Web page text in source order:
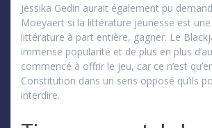
Jessika Gedin aurait également pu
Moeyaert si la littérature jeunesse est
littérature à part entière, gagner. Le
immense popularité et de plus en plus
commencé à offrir le jeu, car ce n’est
Constitution dans un sens opposé qu’ils
interdire.